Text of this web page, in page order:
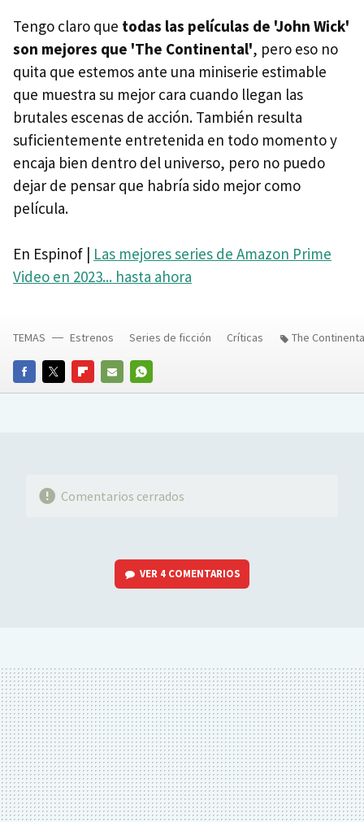
Tengo claro que todas las películas de 'John Wick'
son mejores que 'The Continental', pero eso no
quita que estemos ante una miniserie estimable
que muestra su mejor cara cuando llegan las
brutales escenas de acción. También resulta
suficientemente entretenida en todo momento y
encaja bien dentro del universo, pero no puedo
dejar de pensar que habría sido mejor como
película.
En Espinof | Las mejores series de Amazon Prime
Video en 2023... hasta ahora
FACEBOOKTWITTERFLIPBOARD
E-
WHATSAPP
TEMAS Estrenos Series de ficción Críticas The
Comentarios cerrados
VER 4 COMENTARIOS